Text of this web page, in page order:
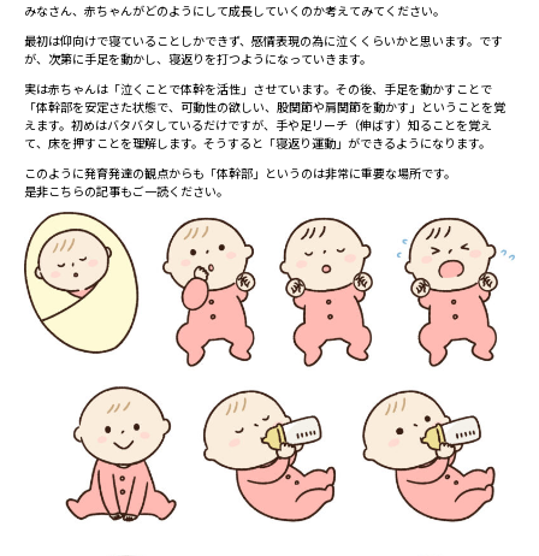
みなさん、赤ちゃんがどのようにして成長していくのか考えてみてください。
最初は仰向けで寝ていることしかできず、感情表現の為に泣くくらいかと思います。です
が、次第に手足を動かし、寝返りを打つようになっていきます。
実は赤ちゃんは「泣くことで体幹を活性」させています。その後、手足を動かすことで
「体幹部を安定さた状態で、可動性の欲しい、股関節や肩関節を動かす」ということを覚
えます。初めはバタバタしているだけですが、手や足リーチ（伸ばす）知ることを覚え
て、床を押すことを理解します。そうすると「寝返り運動」ができるようになります。
このように発育発達の観点からも「体幹部」というのは非常に重要な場所です。
是非こちらの記事もご一読ください。